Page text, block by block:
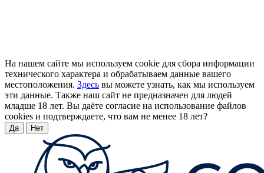
На нашем сайте мы используем cookie для сбора информации
технического характера и обрабатываем данные вашего
местоположения. Здесь вы можете узнать, как мы используем
эти данные. Также наш сайт не предназначен для людей
младше 18 лет. Вы даёте согласие на использование файлов
cookies и подтверждаете, что вам не менее 18 лет?
Да Нет